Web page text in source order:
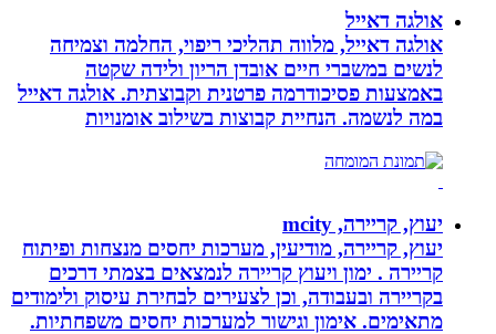
אולגה דאייל
אולגה דאייל, מלווה תהליכי ריפוי, החלמה וצמיחה
לנשים במשברי חיים אובדן הריון ולידה שקטה
באמצעות פסיכודרמה פרטנית וקבוצתית. אולגה דאייל
במה לנשמה. ‏הנחיית קבוצות בשילוב אומנויות‏
יעוץ, קריירה, mcity
יעוץ, קריירה, מודיעין, מערכות יחסים מנצחות ופיתוח
קריירה . ימון ויעוץ קריירה לנמצאים בצמתי דרכים
בקריירה ובעבודה, וכן לצעירים לבחירת עיסוק ולימודים
מתאימים. אימון וגישור למערכות יחסים משפחתיות.